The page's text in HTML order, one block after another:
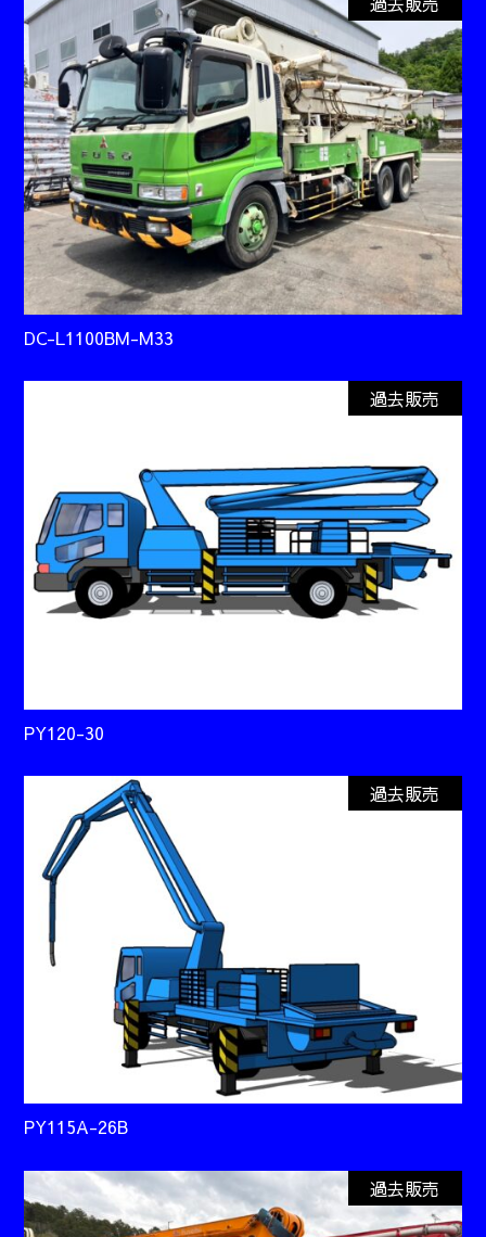
DC-L1100BM-M33
過去販売
PY120-30
過去販売
PY115A-26B
過去販売